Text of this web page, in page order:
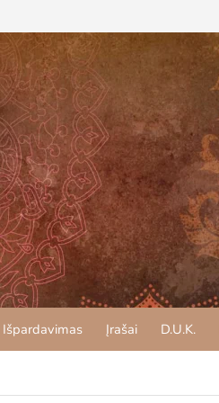
Išpardavimas Įrašai D.U.K.